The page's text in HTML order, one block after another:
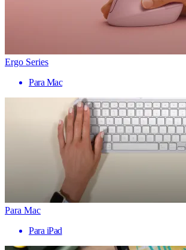
Ergo Series
Para Mac
Para Mac
Para iPad